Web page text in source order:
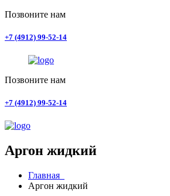
Позвоните нам
+7 (4912) 99-52-14
Позвоните нам
+7 (4912) 99-52-14
Аргон жидкий
Главная
Аргон жидкий